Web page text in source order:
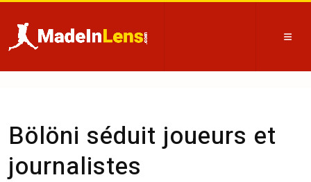
Bölöni séduit joueurs et
journalistes